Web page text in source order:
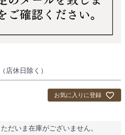
店休日除く）
お気に入りに登録
だいま在庫がございません。